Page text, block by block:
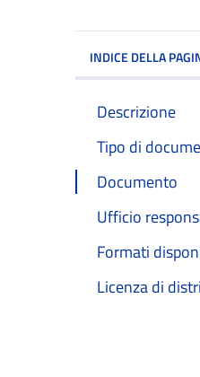
INDICE DELLA
Descrizione
Tipo di
Documento
Ufficio
Formati
Licenza di